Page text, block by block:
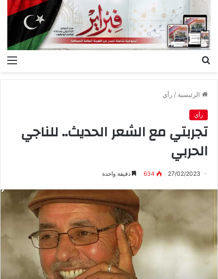
الرئيسية / رأي
رأي
تجربتي مع الشعر الحديث.. للناجي
الحربي
27/02/2023
634 دقيقة واحدة